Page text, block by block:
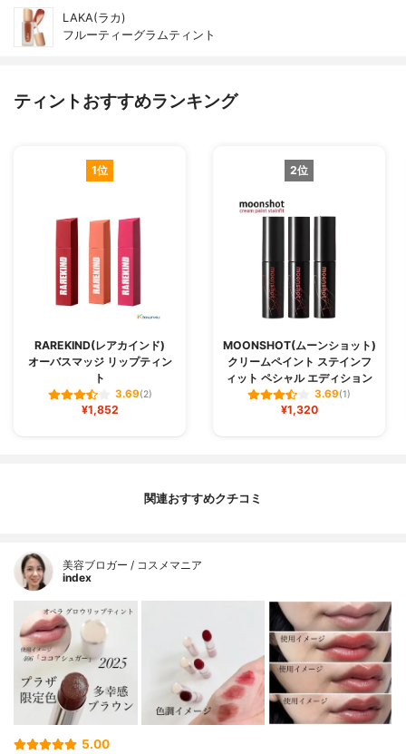
LAKA(ラカ)
フルーティーグラムティント
ティントおすすめランキング
1位
RAREKIND(レアカインド)
オーバスマッジ リップティン
ト
3.69(2)
¥1,852
2位
MOONSHOT(ムーンショット)
クリームペイント ステインフ
ィット ペシャル エディション
3.69(1)
¥1,320
関連おすすめクチコミ
美容ブロガー / コスメマニア
index
5.00